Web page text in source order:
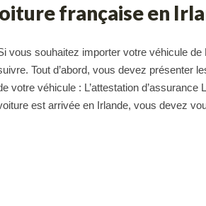
française en
vous souhaitez importer votre véhicule
Tout d’abord, vous devez présenter
votre véhicule : L’attestation
est arrivée en Irlande, vous devez